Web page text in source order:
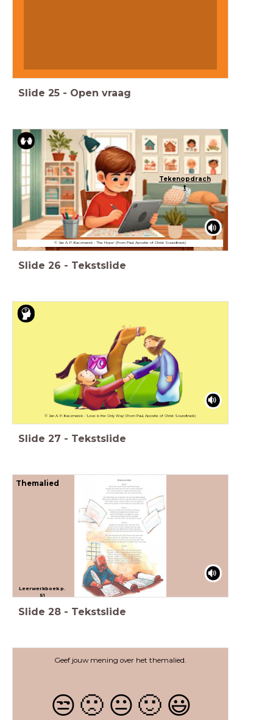
Slide 25 - Open vraag
Tekenopdrach
t
© Jan A. P. Kaczmarek - 'The Hope' (From Paul, Apostle of Christ Soundtrack)
Slide 26 - Tekstslide
© Jan A. P. Kaczmarek - 'Love is the Only Way' (From Paul, Apostle of Christ Soundtrack)
Slide 27 - Tekstslide
Leerwerkboek p.
51
Themalied
Slide 28 - Tekstslide
Geef jouw mening over het themalied.
😒 🙁 😐 🙂 😃